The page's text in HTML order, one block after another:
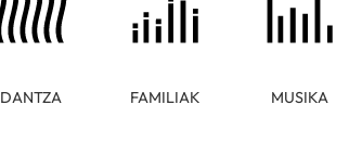
DANTZA FAMILIAK MUSIKA